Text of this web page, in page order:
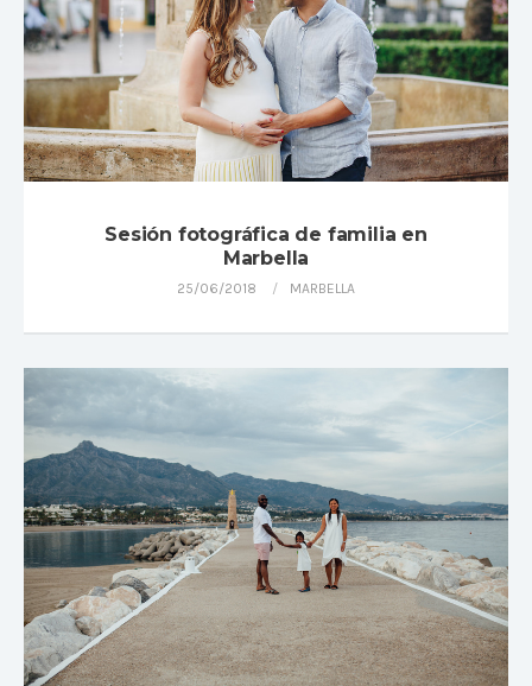
Sesión fotográfica de familia en
Marbella
25/06/2018 MARBELLA